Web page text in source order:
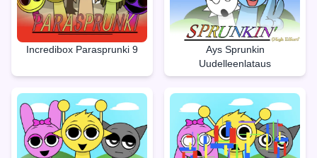
Incredibox Parasprunki 9
Ays Sprunkin
Uudelleenlataus